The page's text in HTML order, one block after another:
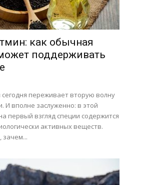
как обычная
поддерживать
переживает вторую волну
И вполне заслуженно: в этой
первый взгляд специи содержится
активных веществ.
зачем...